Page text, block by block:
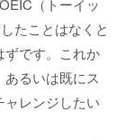
（トーイッ
たことはなくと
ずです。これか
るいは既にス
レンジしたい